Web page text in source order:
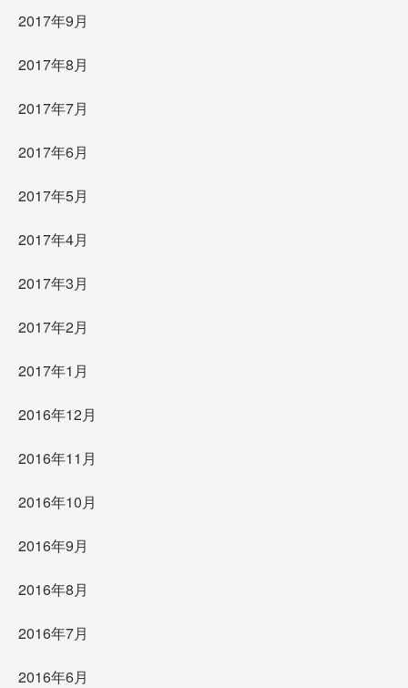
2017年9月
2017年8月
2017年7月
2017年6月
2017年5月
2017年4月
2017年3月
2017年2月
2017年1月
2016年12月
2016年11月
2016年10月
2016年9月
2016年8月
2016年7月
2016年6月